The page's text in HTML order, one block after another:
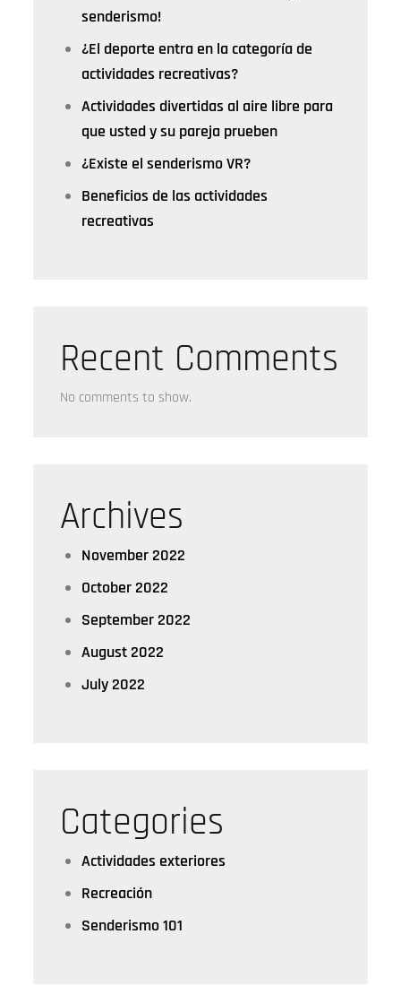
senderismo!
¿El deporte entra en la categoría de
actividades recreativas?
Actividades divertidas al aire libre para
que usted y su pareja prueben
¿Existe el senderismo VR?
Beneficios de las actividades
recreativas
Recent Comments
No comments to show.
Archives
November 2022
October 2022
September 2022
August 2022
July 2022
Categories
Actividades exteriores
Recreación
Senderismo 101